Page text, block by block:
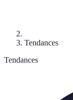
Tendances
Tendances